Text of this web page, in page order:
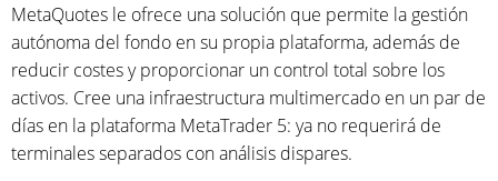
MetaQuotes le ofrece una solución que permite la gestión
autónoma del fondo en su propia plataforma, además de
reducir costes y proporcionar un control total sobre los
activos. Cree una infraestructura multimercado en un par de
días en la plataforma MetaTrader 5: ya no requerirá de
terminales separados con análisis dispares.